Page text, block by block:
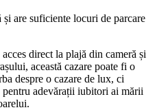
are suficiente locuri de parcare
direct la plajă din cameră și
această cazare poate fi o
despre o cazare de lux, ci
pentru adevărații iubitori ai mării